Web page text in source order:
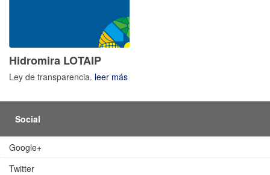
Hidromira LOTAIP
Ley de transparencia. leer más
Social
Google+
Twitter